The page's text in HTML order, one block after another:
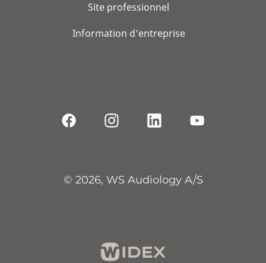
Site professionnel
Information d'entreprise
© 2026, WS Audiology A/S